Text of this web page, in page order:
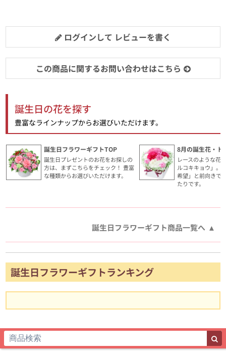
ログインして レビューを書く
この商品に関するお問い合わせはこちら
誕生日の花を探す
豊富なラインナップからお選びいただけます。
誕生日フラワーギフトTOP
誕生日プレゼントのお花をお探しの
方は、まずこちらをチェック！ 豊富
な種類からお選びいただけます。
8月の誕生花・ト
レースのような花
ルコキキョウ」。
希望」と前向きで
たりです。
誕生日フラワーギフト商品一覧へ
誕生日フラワーギフトランキング